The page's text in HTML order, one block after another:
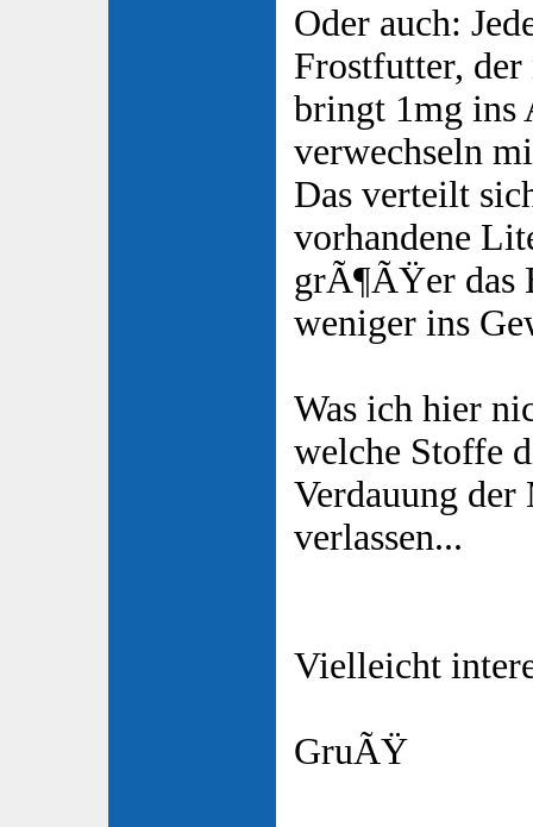
Oder auch:
Frostfutter,
bringt 1mg ins
verwechseln
Das verteilt
vorhandene
grÃ¶ÃŸer das
weniger ins
Was ich hier
welche Stoffe
Verdauung
verlassen...
Vielleicht
GruÃŸ